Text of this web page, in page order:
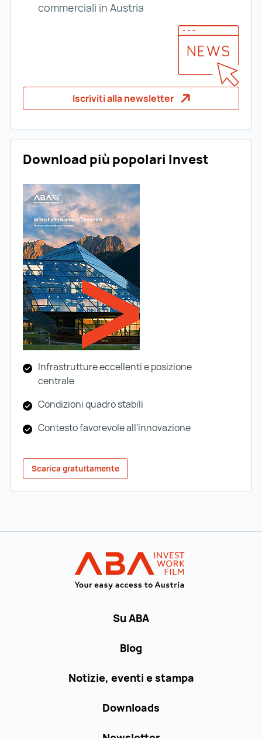
commerciali in Austria
Iscriviti alla newsletter
Download più popolari Invest
Infrastrutture eccellenti e posizione
centrale
Condizioni quadro stabili
Contesto favorevole all'innovazione
Scarica gratuitamente
Su ABA
Blog
Notizie, eventi e stampa
Downloads